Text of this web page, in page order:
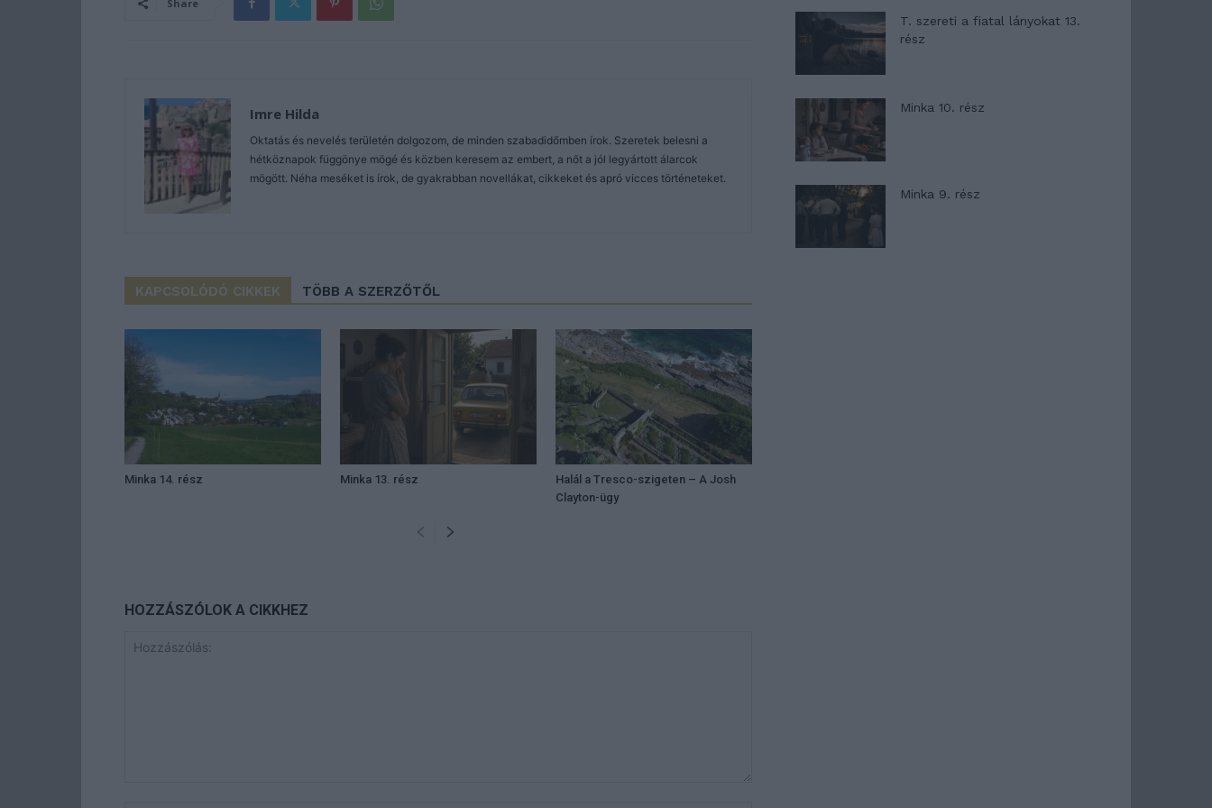
Share
Imre Hilda
Oktatás és nevelés területén dolgozom, de minden szabadidőmben írok. Szeretek belesni a
hétköznapok függönye mögé és közben keresem az embert, a nőt a jól legyártott álarcok
mögött. Néha meséket is írok, de gyakrabban novellákat, cikkeket és apró vicces történeteket.
KAPCSOLÓDÓ CIKKEK TÖBB A SZERZŐTŐL
Minka 14. rész Minka 13. rész
Halál a Tresco-szigeten – A Josh
Clayton-ügy
HOZZÁSZÓLOK A CIKKHEZ
T. szereti a fiatal lányokat 13.
rész
Minka 10. rész
Minka 9. rész